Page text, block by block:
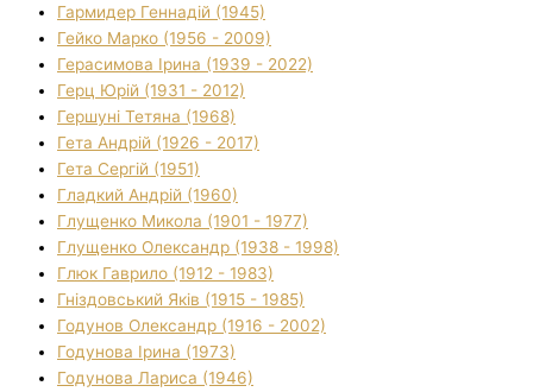
Гармидер Геннадій (1945)
Гейко Марко (1956 - 2009)
Герасимова Ірина (1939 - 2022)
Герц Юрій (1931 - 2012)
Гершуні Тетяна (1968)
Гета Андрій (1926 - 2017)
Гета Сергій (1951)
Гладкий Андрій (1960)
Глущенко Микола (1901 - 1977)
Глущенко Олександр (1938 - 1998)
Глюк Гаврило (1912 - 1983)
Гніздовський Яків (1915 - 1985)
Годунов Олександр (1916 - 2002)
Годунова Ірина (1973)
Годунова Лариса (1946)